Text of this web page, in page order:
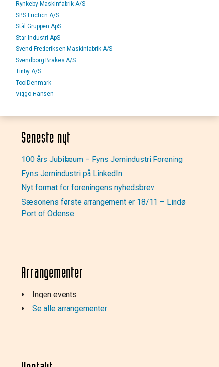
Rynkeby Maskinfabrik A/S
SBS Friction A/S
Stål Gruppen ApS
Star Industri ApS
Svend Frederiksen Maskinfabrik A/S
Svendborg Brakes A/S
Tinby A/S
ToolDenmark
Viggo Hansen
Seneste nyt
100 års Jubilæum – Fyns Jernindustri Forening
Fyns Jernindustri på LinkedIn
Nyt format for foreningens nyhedsbrev
Sæsonens første arrangement er 18/11 – Lindø
Port of Odense
Arrangementer
Ingen events
Se alle arrangementer